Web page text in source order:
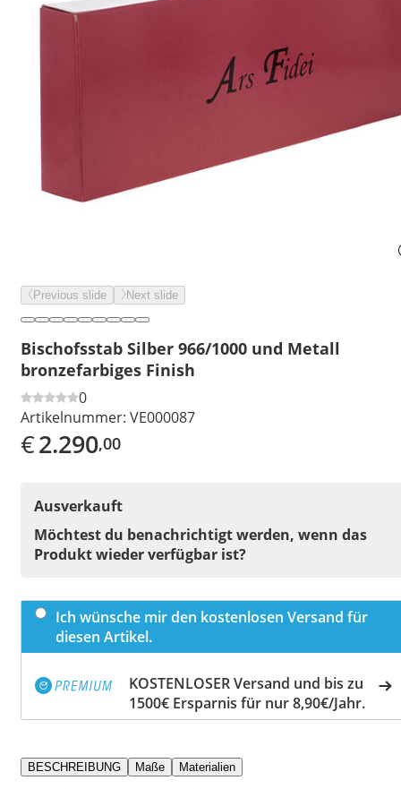
Previous slide Next slide
Bischofsstab Silber 966/1000 und Metall
bronzefarbiges Finish
0
Artikelnummer: VE000087
€2.290,00
Ausverkauft
Möchtest du benachrichtigt werden, wenn das
Produkt wieder verfügbar ist?
Ich wünsche mir den kostenlosen Versand für
diesen Artikel.
KOSTENLOSER Versand und bis zu
1500€ Ersparnis für nur 8,90€/Jahr.
BESCHREIBUNG Maße Materialien